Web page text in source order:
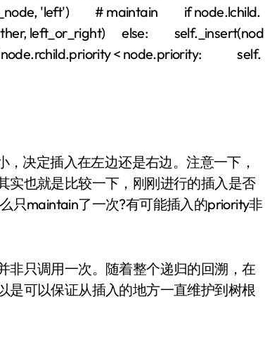
'left') # maintain if node.lchild.
left_or_right) else: self._insert(nod
< node.priority: self.
决定插入在左边还是右边。注意一下，
实也就是比较一下，刚刚进行的插入是否
只maintain了一次?有可能插入的priority非
非只调用一次。随着整个递归的回溯，在
是可以保证从插入的地方一直维护到树根